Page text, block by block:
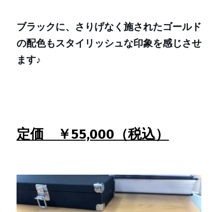
ブラックに、さりげなく施されたゴールド
の配色もスタイリッシュな印象を感じさせ
ます♪
定価　￥55,000（税込）